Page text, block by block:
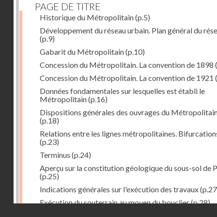
PAGE DE TITRE
Historique du Métropolitain(p.5)
Développement du réseau urbain. Plan général du
(p.9)
Gabarit du Métropolitain(p.10)
Concession du Métropolitain. La convention de 1898
Concession du Métropolitain. La convention de 1921
Données fondamentales sur lesquelles est établi le
Métropolitain(p.16)
Dispositions générales des ouvrages du
(p.18)
Relations entre les lignes métropolitaines.
(p.23)
Terminus (p.24)
Aperçu sur la constitution géologique du sous-sol de
(p.25)
Indications générales sur l'exécution des travaux
Exécution du souterrain au moyen du bouclier(p.28)